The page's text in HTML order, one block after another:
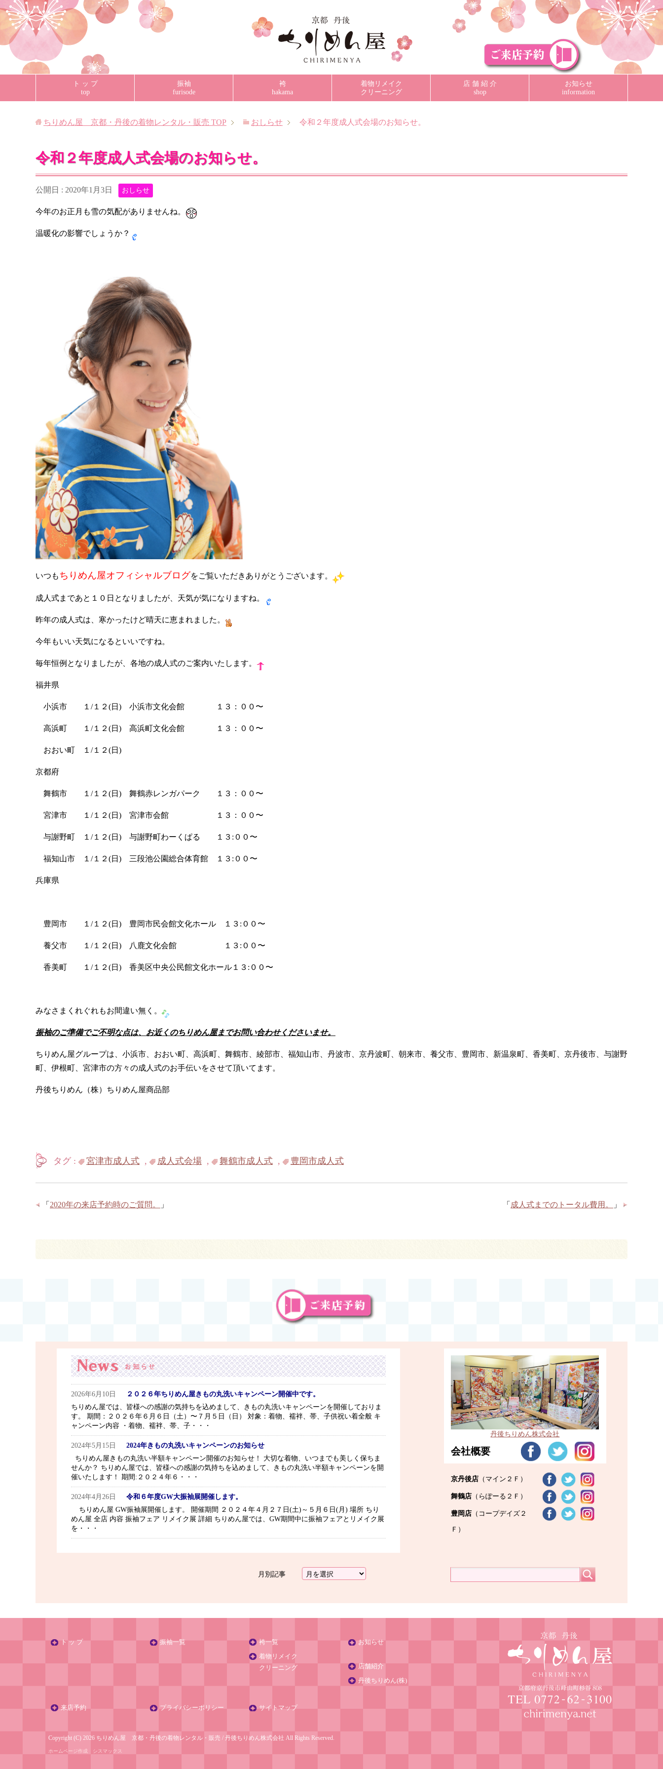
ト ッ プ
top
振袖
furisode
袴
hakama
着物リメイク
クリーニング
店 舗 紹 介
shop
お知らせ
information
ちりめん屋 京都・丹後の着物レンタル・販売 TOP おしらせ 令和２年度成人式会場のお知らせ。
令和２年度成人式会場のお知らせ。
公開日 : 2020年1月3日 おしらせ
今年のお正月も雪の気配がありませんね。
温暖化の影響でしょうか？
いつもちりめん屋オフィシャルブログをご覧いただきありがとうございます。
成人式まであと１０日となりましたが、天気が気になりますね。
昨年の成人式は、寒かったけど晴天に恵まれました。
今年もいい天気になるといいですね。
毎年恒例となりましたが、各地の成人式のご案内いたします。
福井県
小浜市 １/１２(日) 小浜市文化会館 １３：００〜
高浜町 １/１２(日) 高浜町文化会館 １３：００〜
おおい町 １/１２(日)
京都府
舞鶴市 １/１２(日) 舞鶴赤レンガパーク １３：００〜
宮津市 １/１２(日) 宮津市会館 １３：００〜
与謝野町 １/１２(日) 与謝野町わーくぱる １３:００〜
福知山市 １/１２(日) 三段池公園総合体育館 １３:００〜
兵庫県
豊岡市 １/１２(日) 豊岡市民会館文化ホール １３:００〜
養父市 １/１２(日) 八鹿文化会館 １３:００〜
香美町 １/１２(日) 香美区中央公民館文化ホール１３:００〜
みなさまくれぐれもお間違い無く。
振袖のご準備でご不明な点は、お近くのちりめん屋までお問い合わせくださいませ。
ちりめん屋グループは、小浜市、おおい町、高浜町、舞鶴市、綾部市、福知山市、丹波市、京丹波町、朝来市、養父市、豊岡市、新温泉町、香美町、京丹後市、与謝野
町、伊根町、宮津市の方々の成人式のお手伝いをさせて頂いてます。
丹後ちりめん（株）ちりめん屋商品部
タグ : 宮津市成人式 , 成人式会場 , 舞鶴市成人式 , 豊岡市成人式
「 成人式までのトータル費用。 」
「 2020年の来店予約時のご質問。 」
2026年6月10日
２０２６年ちりめん屋きもの丸洗いキャンペーン開催中です。
ちりめん屋では、皆様への感謝の気持ちを込めまして、きもの丸洗いキャンペーンを開催しておりま
す。 期間：２０２６年６月６日（土）〜７月５日（日） 対象：着物、襦袢、帯、子供祝い着全般 キ
ャンペーン内容 ・着物、襦袢、帯、子・・・
2024年5月15日
2024年きもの丸洗いキャンペーンのお知らせ
ちりめん屋きもの丸洗い半額キャンペーン開催のお知らせ！ 大切な着物、いつまでも美しく保ちま
せんか？ ちりめん屋では、皆様への感謝の気持ちを込めまして、きもの丸洗い半額キャンペーンを開
催いたします！ 期間:２０２４年６・・・
2024年4月26日
令和６年度GW大振袖展開催します。
ちりめん屋 GW振袖展開催します。 開催期間 ２０２４年４月２７日(土)～５月６日(月) 場所 ちり
めん屋 全店 内容 振袖フェア リメイク展 詳細 ちりめん屋では、GW期間中に振袖フェアとリメイク展
を・・・
丹後ちりめん株式会社
会社概要
京丹後店 （マイン２Ｆ）
舞鶴店 （らぽーる２Ｆ）
豊岡店 （コープデイズ２
Ｆ）
月別記事
ト ッ プ 振袖一覧 袴一覧
着物リメイク
クリーニング
お知らせ
店舗紹介
丹後ちりめん(株)
来店予約 プライバシーポリシー サイトマップ
Copyright (C) 2026 ちりめん屋 京都・丹後の着物レンタル・販売 / 丹後ちりめん株式会社 All Rights Reserved.
ホームページ作成 シスマックス